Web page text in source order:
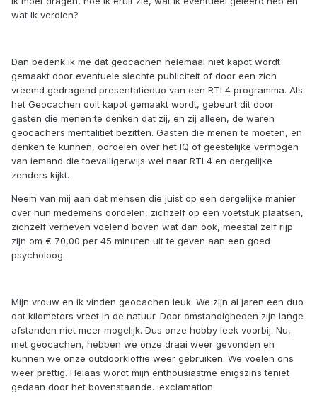
wat ik verdien?
Dan bedenk ik me dat geocachen helemaal niet kapot wordt
gemaakt door eventuele slechte publiciteit of door een zich
vreemd gedragend presentatieduo van een RTL4 programma. Als
het Geocachen ooit kapot gemaakt wordt, gebeurt dit door
gasten die menen te denken dat zij, en zij alleen, de waren
geocachers mentalitiet bezitten. Gasten die menen te moeten, en
denken te kunnen, oordelen over het IQ of geestelijke vermogen
van iemand die toevalligerwijs wel naar RTL4 en dergelijke
zenders kijkt.
Neem van mij aan dat mensen die juist op een dergelijke manier
over hun medemens oordelen, zichzelf op een voetstuk plaatsen,
zichzelf verheven voelend boven wat dan ook, meestal zelf rijp
zijn om € 70,00 per 45 minuten uit te geven aan een goed
psycholoog.
Mijn vrouw en ik vinden geocachen leuk. We zijn al jaren een duo
dat kilometers vreet in de natuur. Door omstandigheden zijn lange
afstanden niet meer mogelijk. Dus onze hobby leek voorbij. Nu,
met geocachen, hebben we onze draai weer gevonden en
kunnen we onze outdoorkloffie weer gebruiken. We voelen ons
weer prettig. Helaas wordt mijn enthousiastme enigszins teniet
gedaan door het bovenstaande. :exclamation: